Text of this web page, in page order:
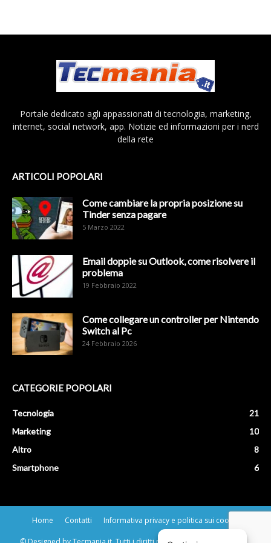
Portale dedicato agli appassionati di tecnologia, marketing,
internet, social network, app. Notizie ed informazioni per i nerd
della rete
ARTICOLI POPOLARI
Come cambiare la propria posizione su
Tinder senza pagare
5 Marzo 2022
Email doppie su Outlook, come risolvere il
problema
19 Febbraio 2022
Come collegare un controller per Nintendo
Switch al Pc
24 Febbraio 2026
CATEGORIE POPOLARI
Tecnologia
21
Marketing
10
Altro
8
Smartphone
6
Home Contatti Informativa privacy e politica sui cookie